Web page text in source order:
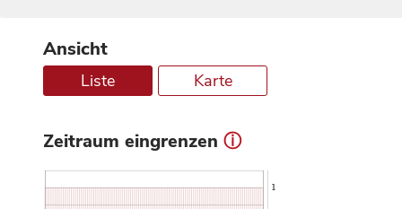
Ansicht
Liste Karte
Zeitraum eingrenzen ⓘ
1